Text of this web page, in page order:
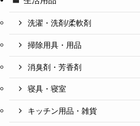
洗濯・洗剤/柔軟剤
掃除用具・用品
消臭剤・芳香剤
寝具・寝室
キッチン用品・雑貨